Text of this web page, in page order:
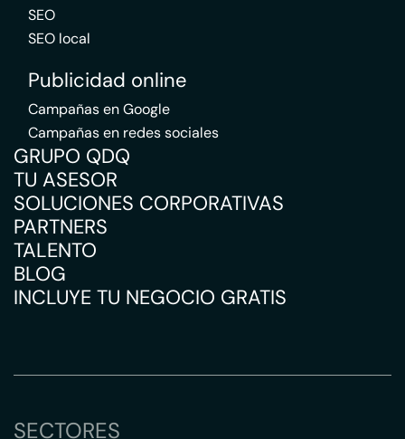
SEO
SEO local
Publicidad online
Campañas en Google
Campañas en redes sociales
GRUPO QDQ
TU ASESOR
SOLUCIONES CORPORATIVAS
PARTNERS
TALENTO
BLOG
INCLUYE TU NEGOCIO GRATIS
SECTORES